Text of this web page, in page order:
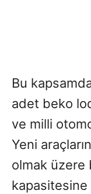
Bu
adet beko
ve milli
Yeni
olmak üzere
kapasitesine